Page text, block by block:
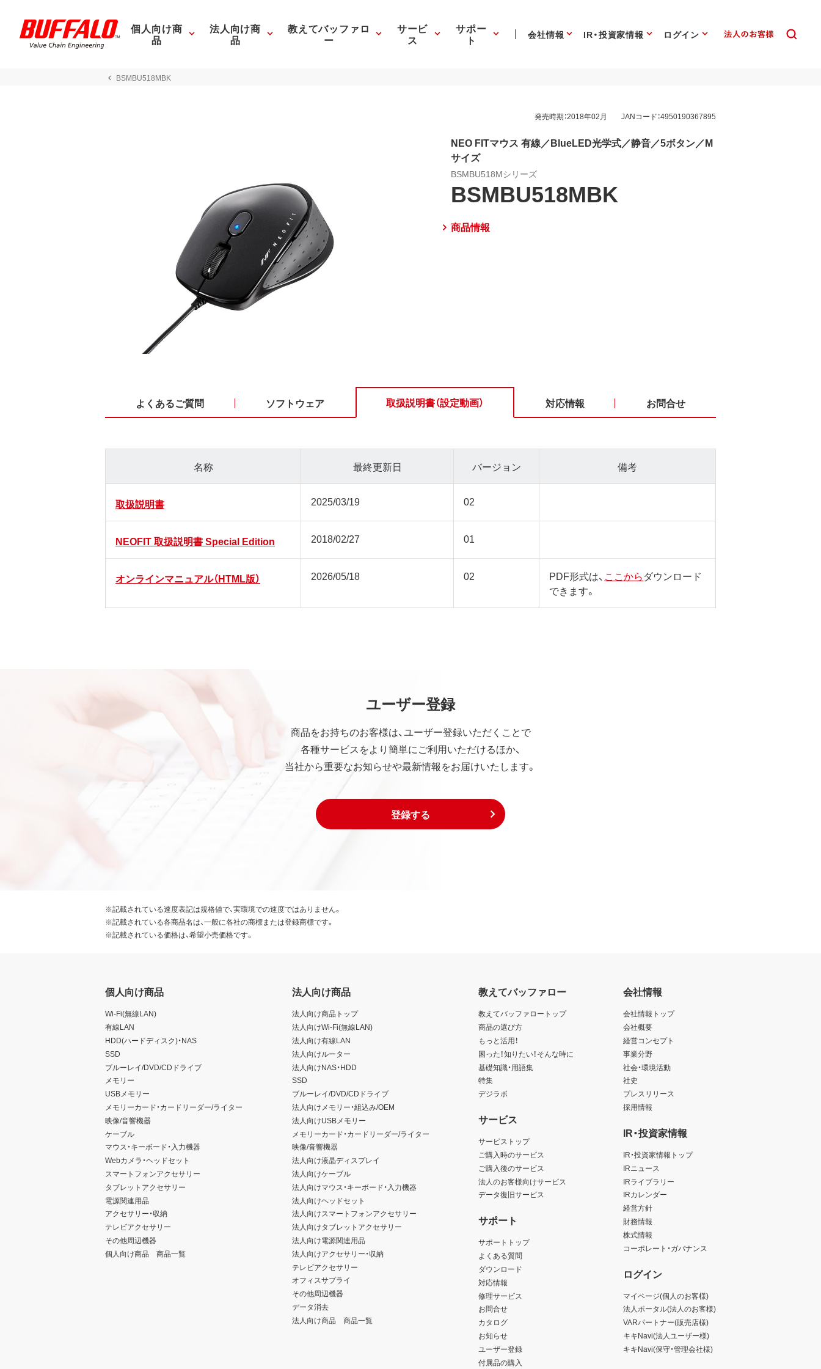
個人向け商
品
法人向け商
品
教えてバッファロ
ー
サービ
ス
サポー
ト 会社情報 IR・投資家情報 ログイン
BSMBU518MBK
発売時期：2018年02月 JANコード：4950190367895
NEO FITマウス 有線／BlueLED光学式／静音／5ボタン／M
サイズ
BSMBU518Mシリーズ
BSMBU518MBK
商品情報
よくあるご質問 ソフトウェア 取扱説明書（設定動画） 対応情報 お問合せ
名称 最終更新日 バージョン 備考
取扱説明書 2025/03/19 02
NEOFIT 取扱説明書 Special Edition 2018/02/27 01
オンラインマニュアル（HTML版） 2026/05/18 02 PDF形式は、 ここからダウンロード
できます。
ユーザー登録
商品をお持ちのお客様は、ユーザー登録いただくことで
各種サービスをより簡単にご利用いただけるほか、
当社から重要なお知らせや最新情報をお届けいたします。
登録する
※記載されている速度表記は規格値で、実環境での速度ではありません。
※記載されている各商品名は、一般に各社の商標または登録商標です。
※記載されている価格は、希望小売価格です。
個人向け商品
Wi-Fi(無線LAN)
有線LAN
HDD(ハードディスク)・NAS
SSD
ブルーレイ/DVD/CDドライブ
メモリー
USBメモリー
メモリーカード・カードリーダー/ライター
映像/音響機器
ケーブル
マウス・キーボード・入力機器
Webカメラ・ヘッドセット
スマートフォンアクセサリー
タブレットアクセサリー
電源関連用品
アクセサリー・収納
テレビアクセサリー
その他周辺機器
個人向け商品 商品一覧
法人向け商品
法人向け商品トップ
法人向けWi-Fi(無線LAN)
法人向け有線LAN
法人向けルーター
法人向けNAS・HDD
SSD
ブルーレイ/DVD/CDドライブ
法人向けメモリー・組込み/OEM
法人向けUSBメモリー
メモリーカード・カードリーダー/ライター
映像/音響機器
法人向け液晶ディスプレイ
法人向けケーブル
法人向けマウス・キーボード・入力機器
法人向けヘッドセット
法人向けスマートフォンアクセサリー
法人向けタブレットアクセサリー
法人向け電源関連用品
法人向けアクセサリー・収納
テレビアクセサリー
オフィスサプライ
その他周辺機器
データ消去
法人向け商品 商品一覧
教えてバッファロー
教えてバッファロートップ
商品の選び方
もっと活用！
困った！知りたい！そんな時に
基礎知識・用語集
特集
デジラボ
サービス
サービストップ
ご購入時のサービス
ご購入後のサービス
法人のお客様向けサービス
データ復旧サービス
サポート
サポートトップ
よくある質問
ダウンロード
対応情報
修理サービス
お問合せ
カタログ
お知らせ
ユーザー登録
付属品の購入
会社情報
会社情報トップ
会社概要
経営コンセプト
事業分野
社会・環境活動
社史
プレスリリース
採用情報
IR・投資家情報
IR・投資家情報トップ
IRニュース
IRライブラリー
IRカレンダー
経営方針
財務情報
株式情報
コーポレート・ガバナンス
ログイン
マイページ(個人のお客様)
法人ポータル(法人のお客様)
VARパートナー(販売店様)
キキNavi(法人ユーザー様)
キキNavi(保守・管理会社様)